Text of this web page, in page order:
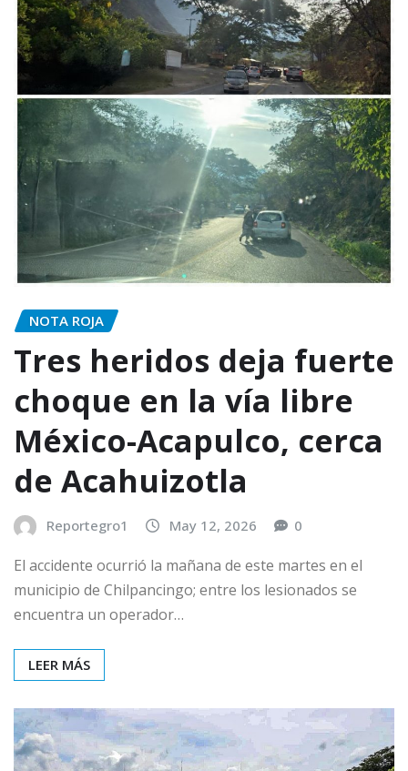
NOTA ROJA
Tres heridos deja fuerte
choque en la vía libre
México-Acapulco, cerca
de Acahuizotla
Reportegro1 May 12, 2026 0
El accidente ocurrió la mañana de este martes en el
municipio de Chilpancingo; entre los lesionados se
encuentra un operador…
LEER MÁS